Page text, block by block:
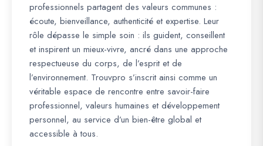
professionnels partagent des valeurs communes :
écoute, bienveillance, authenticité et expertise. Leur
rôle dépasse le simple soin : ils guident, conseillent
et inspirent un mieux-vivre, ancré dans une approche
respectueuse du corps, de l’esprit et de
l’environnement. Trouvpro s’inscrit ainsi comme un
véritable espace de rencontre entre savoir-faire
professionnel, valeurs humaines et développement
personnel, au service d’un bien-être global et
accessible à tous.